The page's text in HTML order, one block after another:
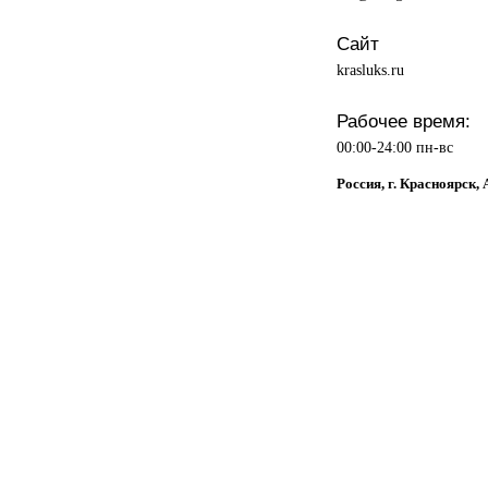
Сайт
krasluks.ru
Рабочее время:
00:00-24:00 пн-вс
Россия, г. Красноярск,